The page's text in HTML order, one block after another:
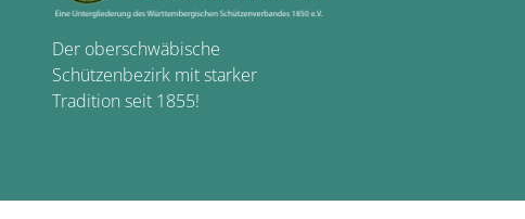
Der oberschwäbische
Schützenbezirk mit starker
Tradition seit 1855!